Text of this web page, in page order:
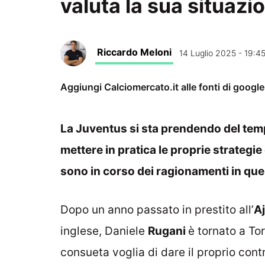
valuta la sua
Riccardo Meloni 14 Luglio 2025 - 19:45
Aggiungi Calciomercato.it alle fonti di
La Juventus si sta prendendo del
mettere in pratica le proprie
sono in corso dei ragionamenti in
Dopo un anno passato in prestito all’
inglese, Daniele Rugani è tornato a
consueta voglia di dare il proprio